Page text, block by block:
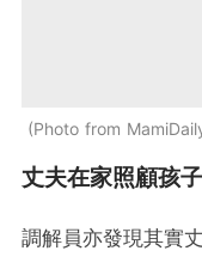
Photo from
丈夫在家照顧孩子
調解員亦發現其實